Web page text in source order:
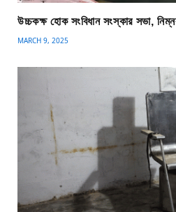
উচ্চকক্ষ হোক সংবিধান সংস্কার সভা,
MARCH 9, 2025